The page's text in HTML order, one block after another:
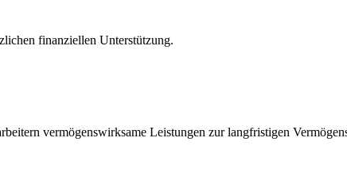
finanziellen Unterstützung.
vermögenswirksame Leistungen zur langfristigen